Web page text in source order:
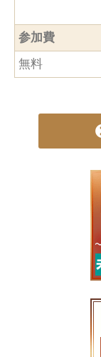
参加費
無料